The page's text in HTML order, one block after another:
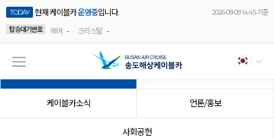
TODAY 현재 케이블카운영중입니다.
2026-08-08 14:45 기준
탑승대기번호
에어 - 크리스탈 -
케이블카소식 언론/홍보
사회공헌